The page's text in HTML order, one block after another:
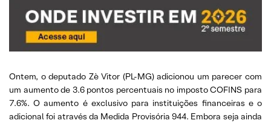
Ontem, o deputado Zè Vitor (PL-MG) adicionou um parecer com
um aumento de 3.6 pontos percentuais no imposto COFINS para
7.6%. O aumento é exclusivo para instituições financeiras e o
adicional foi através da Medida Provisória 944. Embora seja ainda